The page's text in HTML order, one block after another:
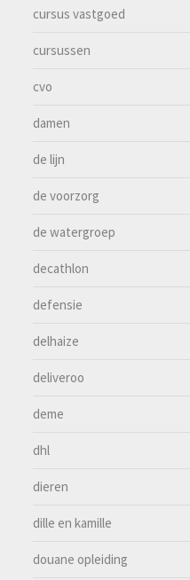
cursus vastgoed
cursussen
cvo
damen
de lijn
de voorzorg
de watergroep
decathlon
defensie
delhaize
deliveroo
deme
dhl
dieren
dille en kamille
douane opleiding